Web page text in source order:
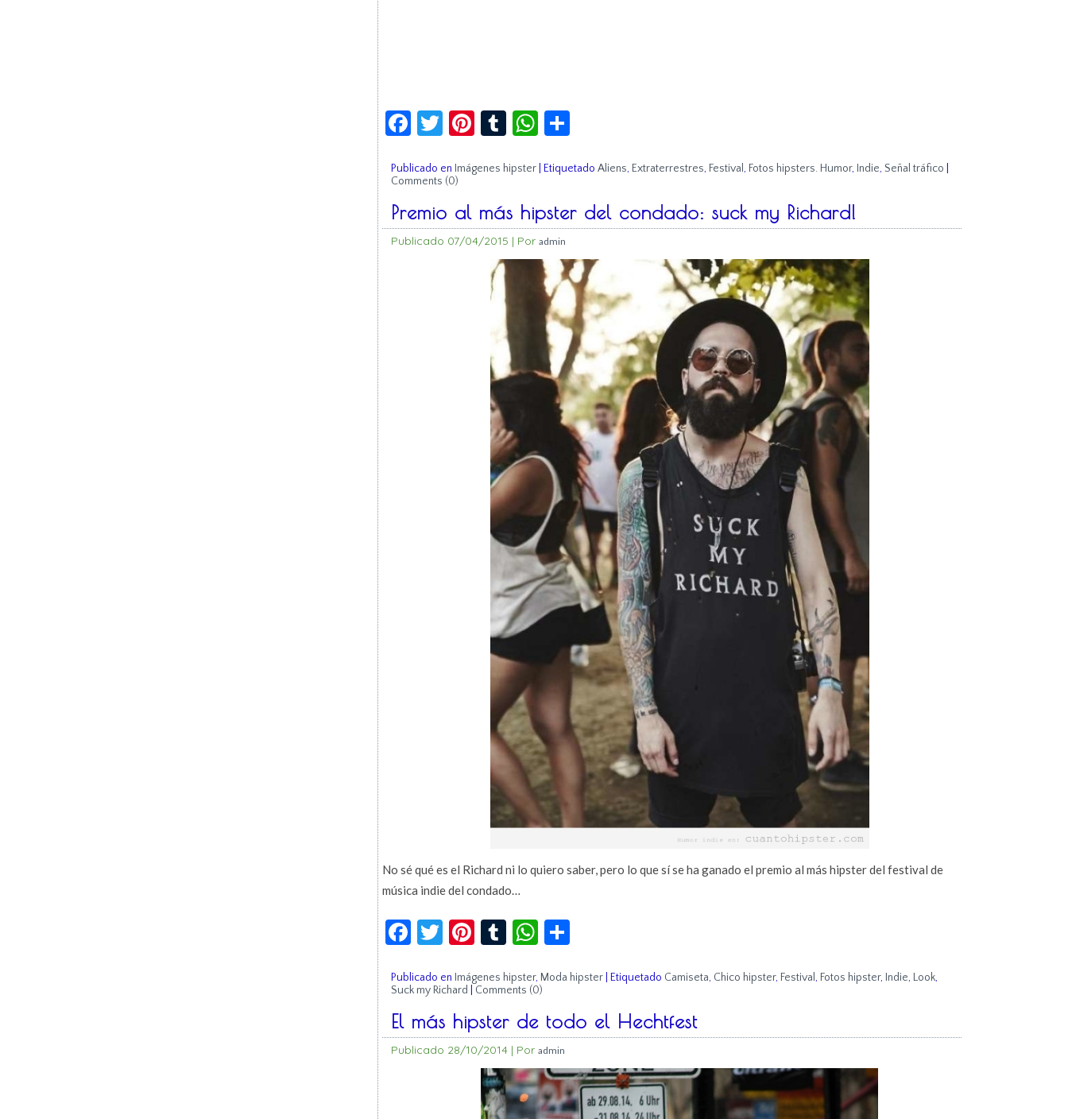
Facebook
Twitter
Pinterest
TumblrWhatsApp
Compartir
Publicado en Imágenes hipster| Etiquetado Aliens, Extraterrestres, Festival , Fotos hipsters. Humor, Indie, Señal tráfico
Comments (0)
Premio al más hipster del condado: suck my Richard!
Publicado 07/04/2015 | Por admin
No sé qué es el Richard ni lo quiero saber, pero lo que sí se ha ganado el premio al más hipster del festival de
música indie del condado…
Facebook
Twitter
Pinterest
TumblrWhatsApp
Compartir
Publicado en Imágenes hipster, Moda hipster| Etiquetado Camiseta, Chico hipster, Festival , Fotos hipster, Indie, Look,
Suck my Richard
Comments (0)
El más hipster de todo el Hechtfest
Publicado 28/10/2014| Por admin